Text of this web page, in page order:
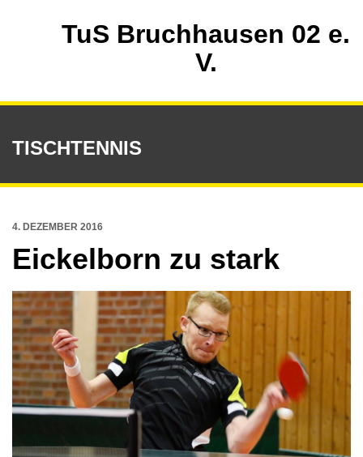
TuS Bruchhausen 02 e.
V.
TISCHTENNIS
4. DEZEMBER 2016
Eickelborn zu stark